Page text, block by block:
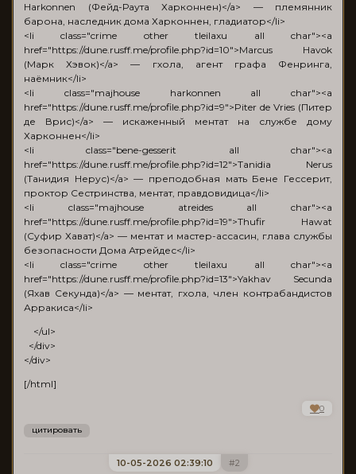
Harkonnen (Фейд-Раута Харконнен)</a> — племянник
барона, наследник дома Харконнен, гладиатор</li>
<li class="crime other tleilaxu all char"><a
href="https://dune.rusff.me/profile.php?id=10">Marcus Havok
(Марк Хэвок)</a> — гхола, агент графа Фенринга,
наёмник</li>
<li class="majhouse harkonnen all char"><a
href="https://dune.rusff.me/profile.php?id=9">Piter de Vries (Питер
де Врис)</a> — искаженный ментат на службе дому
Харконнен</li>
<li class="bene-gesserit all char"><a
href="https://dune.rusff.me/profile.php?id=12">Tanidia Nerus
(Танидия Нерус)</a> — преподобная мать Бене Гессерит,
проктор Сестринства, ментат, правдовидица</li>
<li class="majhouse atreides all char"><a
href="https://dune.rusff.me/profile.php?id=19">Thufir Hawat
(Суфир Хават)</a> — ментат и мастер-ассасин, глава службы
безопасности Дома Атрейдес</li>
<li class="crime other tleilaxu all char"><a
href="https://dune.rusff.me/profile.php?id=13">Yakhav Secunda
(Яхав Секунда)</a> — ментат, гхола, член контрабандистов
Арракиса</li>
</ul>
</div>
</div>
[/html]
0
цитировать
2
10-05-2026 02:39:10